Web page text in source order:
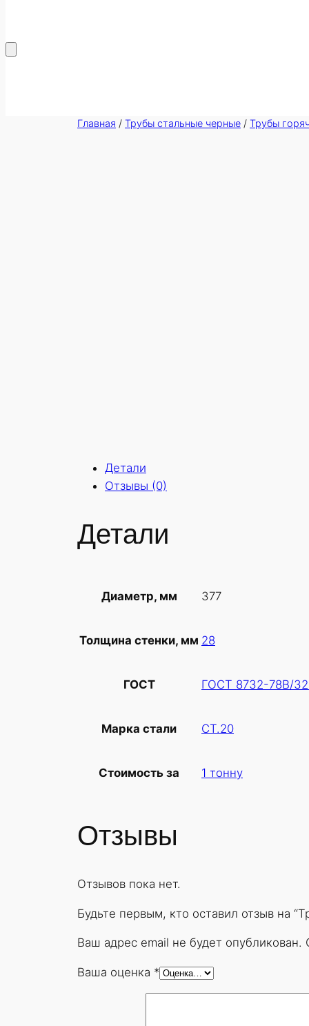
Главная / Трубы стальные черные / Трубы
Детали
Отзывы (0)
Детали
Диаметр, мм 377
Толщина стенки, мм 28
ГОСТ ГОСТ 8732-78В/
Марка стали СТ.20
Стоимость за 1 тонну
Отзывы
Отзывов пока нет.
Будьте первым, кто оставил отзыв на
Ваш адрес email не будет опубликован.
Ваша оценка *